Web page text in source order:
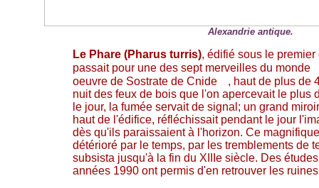
Alexandrie antique.
Le Phare (Pharus turris), édifié sous le
passait pour une des sept merveilles du monde
oeuvre de Sostrate de Cnide
, haut de plus de
nuit des feux de bois que l'on apercevait le plus
le jour, la fumée servait de signal; un grand
haut de l'édifice, réfléchissait pendant le jour
dès qu'ils paraissaient à l'horizon. Ce
détérioré par le temps, par les tremblements de
subsista jusqu'à la fin du XIIIe siècle. Des
années 1990 ont permis d'en retrouver les